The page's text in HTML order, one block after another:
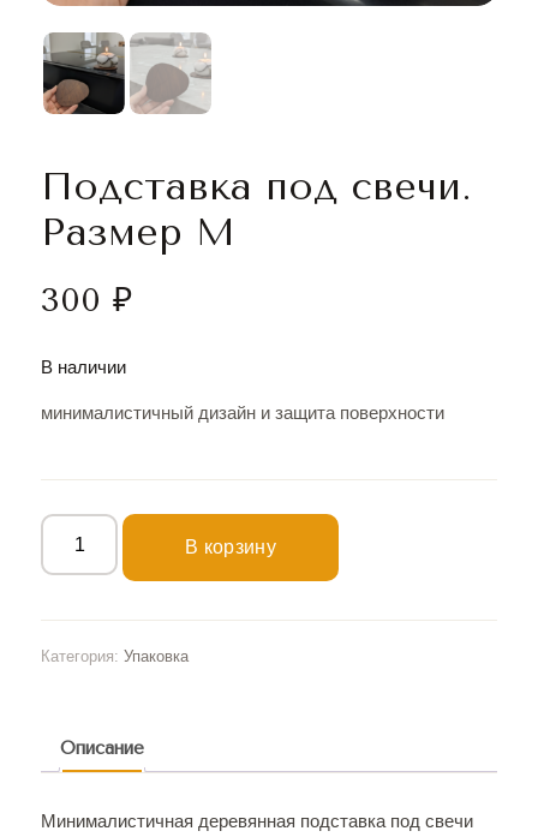
Подставка под свечи.
Размер М
300 ₽
В наличии
минималистичный дизайн и защита поверхности
В корзину
Категория: Упаковка
Описание
Минималистичная деревянная подставка под свечи